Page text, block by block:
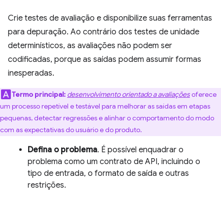
Crie testes de avaliação e disponibilize suas ferramentas
para depuração. Ao contrário dos testes de unidade
determinísticos, as avaliações não podem ser
codificadas, porque as saídas podem assumir formas
inesperadas.
Termo principal: desenvolvimento orientado a avaliaçõesoferece
um processo repetível e testável para melhorar as saídas em etapas
pequenas, detectar regressões e alinhar o comportamento do modo
com as expectativas do usuário e do produto.
Defina o problema. É possível enquadrar o
problema como um contrato de API, incluindo o
tipo de entrada, o formato de saída e outras
restrições.